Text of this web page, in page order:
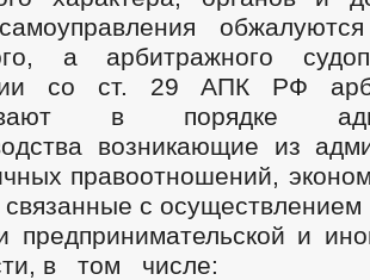
а арбитражного
со ст. 29 АПК РФ
в порядке
возникающие из
правоотношений,
с осуществлением
предпринимательской и
в том числе: